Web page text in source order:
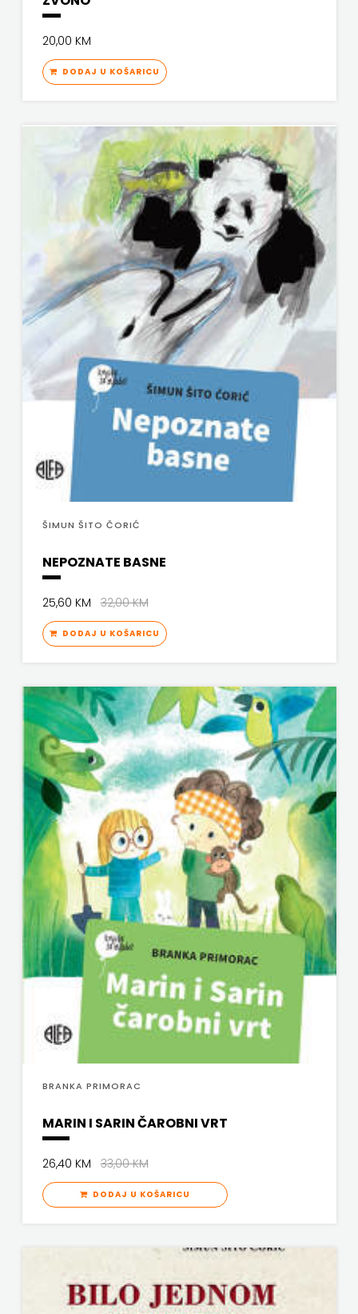
V.B.Z.
VERBUM
VORTO
20,00 KM
DODAJ U KOŠARICU
ŠIMUN ŠITO ČORIĆ
NEPOZNATE BASNE
25,60 KM32,00 KM
DODAJ U KOŠARICU
BRANKA PRIMORAC
MARIN I SARIN ČAROBNI VRT
26,40 KM33,00 KM
DODAJ U KOŠARICU